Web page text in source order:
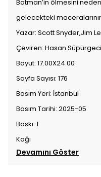
Batman’in ölmesini
gelecekteki
Yazar: Scott Snyder,Jim
Çeviren: Hasan Süpürgeci
Boyut: 17.00X24.00
Sayfa Sayısı: 176
Basım Yeri: İstanbul
Basım Tarihi: 2025-05
Baskı: 1
Kağı
Devamını Göster